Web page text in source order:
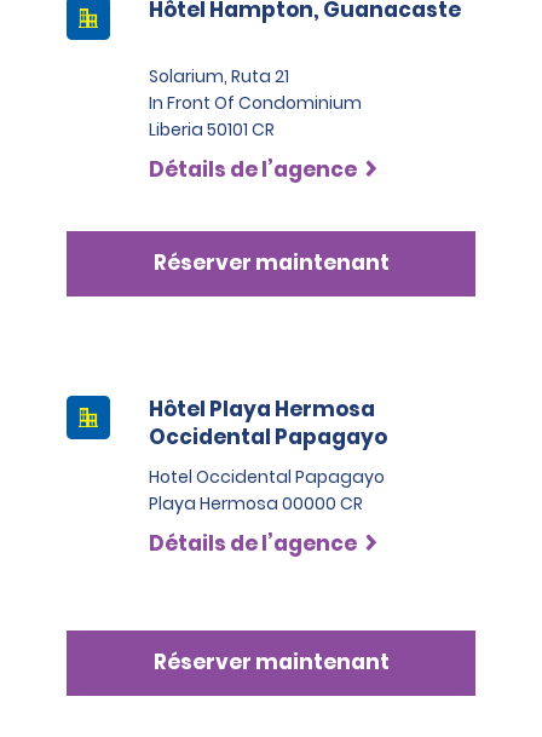
Hôtel Hampton, Guanacaste
Solarium, Ruta 21
In Front Of Condominium
Liberia 50101 CR
Détails de l’agence
Réserver maintenant
Hôtel Playa Hermosa
Occidental Papagayo
Hotel Occidental Papagayo
Playa Hermosa 00000 CR
Détails de l’agence
Réserver maintenant